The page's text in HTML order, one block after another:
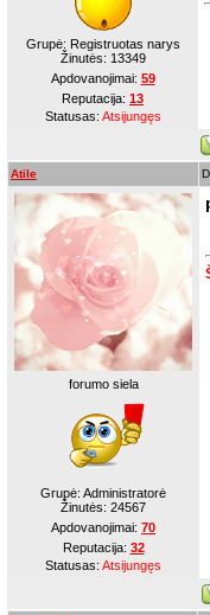
Grupė: Registruotas narys
Žinutės: 13349
Apdovanojimai: 59
Reputacija: 13
Statusas: Atsijungęs
Atile
forumo siela
Grupė: Administratorė
Žinutės: 24567
Apdovanojimai: 70
Reputacija: 32
Statusas: Atsijungęs